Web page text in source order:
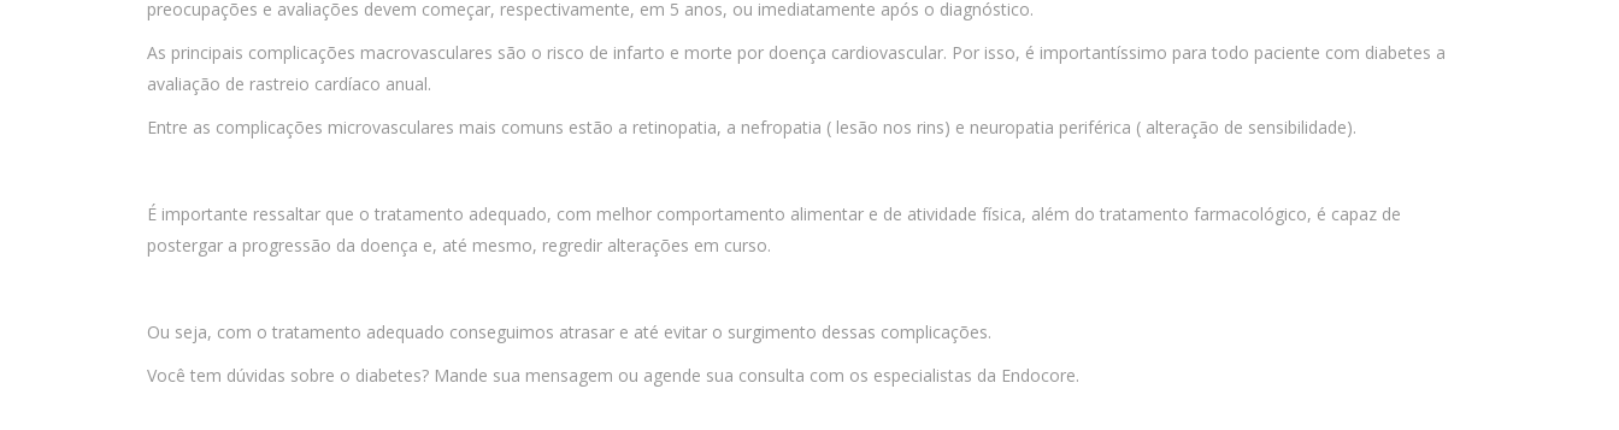
preocupações e avaliações devem começar, respectivamente, em 5 anos, ou imediatamente após o diagnóstico.
As principais complicações macrovasculares são o risco de infarto e morte por doença cardiovascular. Por isso, é importantíssimo para todo paciente com diabetes a
avaliação de rastreio cardíaco anual.
Entre as complicações microvasculares mais comuns estão a retinopatia, a nefropatia ( lesão nos rins) e neuropatia periférica ( alteração de sensibilidade).
É importante ressaltar que o tratamento adequado, com melhor comportamento alimentar e de atividade física, além do tratamento farmacológico, é capaz de
postergar a progressão da doença e, até mesmo, regredir alterações em curso.
Ou seja, com o tratamento adequado conseguimos atrasar e até evitar o surgimento dessas complicações.
Você tem dúvidas sobre o diabetes? Mande sua mensagem ou agende sua consulta com os especialistas da Endocore.